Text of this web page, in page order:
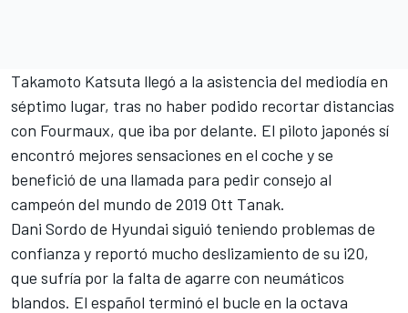
Takamoto Katsuta llegó a la asistencia del mediodía en
séptimo lugar, tras no haber podido recortar distancias
con Fourmaux, que iba por delante. El piloto japonés sí
encontró mejores sensaciones en el coche y se
benefició de una llamada para pedir consejo al
campeón del mundo de 2019 Ott Tanak.
Dani Sordo de Hyundai siguió teniendo problemas de
confianza y reportó mucho deslizamiento de su i20,
que sufría por la falta de agarre con neumáticos
blandos. El español terminó el bucle en la octava